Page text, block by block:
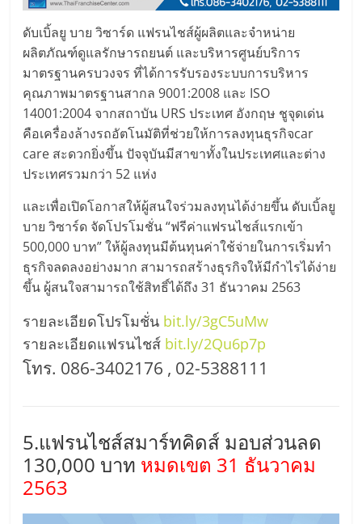
ไชส์
แฟ
รน
ไชส์
ขาย
หน้า
บ้าน
น้อย
คืน
ทุน
ไว,
ปรึกษา
การ
และ
ขยาย
สา
ไชส์,
ศูนย์
รวม
แฟ
รน
ดับเบิ้ลยู บาย วิซาร์ด แฟรนไชส์ผู้ผลิตและจำหน่าย
ผลิตภัณฑ์ดูแลรักษารถยนต์ และบริหารศูนย์บริการ
มาตรฐานครบวงจร ที่ได้การรับรองระบบการบริหาร
คุณภาพมาตรฐานสากล 9001:2008 และ ISO
14001:2004 จากสถาบัน URS ประเทศ อังกฤษ ชูจุดเด่น
คือเครื่องล้างรถอัตโนมัติที่ช่วยให้การลงทุนธุรกิจcar
care สะดวกยิ่งขึ้น ปัจจุบันมีสาขาทั้งในประเทศและต่าง
ประเทศรวมกว่า 52 แห่ง
และเพื่อเปิดโอกาสให้ผู้สนใจร่วมลงทุนได้ง่ายขึ้น ดับเบิ้ลยู
บาย วิซาร์ด จัดโปรโมชั่น “ฟรีค่าแฟรนไชส์แรกเข้า
500,000 บาท” ให้ผู้ลงทุนมีต้นทุนค่าใช้จ่ายในการเริ่มทำ
ธุรกิจลดลงอย่างมาก สามารถสร้างธุรกิจให้มีกำไรได้ง่าย
ขึ้น ผู้สนใจสามารถใช้สิทธิ์ได้ถึง 31 ธันวาคม 2563
รายละเอียดโปรโมชั่น bit.ly/3gC5uMw
รายละเอียดแฟรนไชส์ bit.ly/2Qu6p7p
โทร. 086-3402176 , 02-5388111
5.แฟรนไชส์สมาร์ทคิดส์ มอบส่วนลด
130,000 บาท หมดเขต 31 ธันวาคม
2563